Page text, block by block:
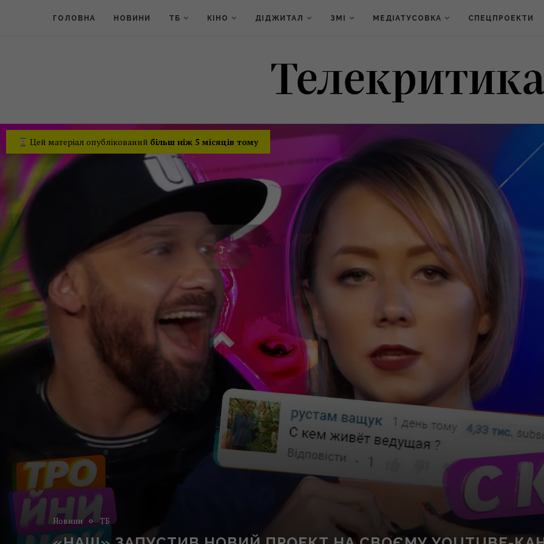
ГОЛОВНА НОВИНИ ТБ КІНО ДІДЖИТАЛ ЗМІ МЕДІАТУСОВКА СПЕЦПРОЕКТИ
Цей матеріал опублікований більш ніж 5 місяців тому
Новини ТБ